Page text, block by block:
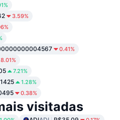
3.59%
0.41%
8.01%
7.21%
1.28%
0.38%
visitadas